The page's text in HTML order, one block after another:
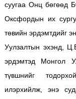
суугаа Онц бөгөөд
Оксфордын их
төвийн эрдэмтдийг
Уулзалтын эхэнд,
эрдэмтэд Монгол
түвшнийг
илэрхийлж, энэ